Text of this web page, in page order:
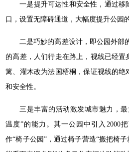
一是提升可达性和安全性，通过移
口，设置无障碍通道，大幅度提升公园
二是巧妙的高差设计，即公园外部
的高差，人们行走在路上，视线已经
篱、灌木改为法国梧桐，保证视线的绝
和安全性。
三是丰富的活动激发城市魅力，
温度”的能力。其一公园中引入2000
作“椅子公园”，通过椅子营造“搬把椅